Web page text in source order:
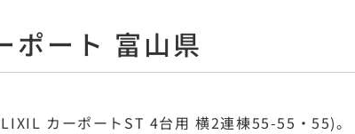
ポート 富山県
カーポートST 4台用 横2連棟55-55・55)。